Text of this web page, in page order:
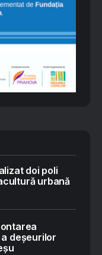
doi poli
urbană
deșeurilor